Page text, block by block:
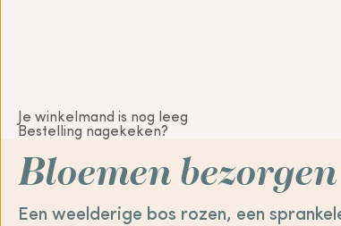
Je winkelmand is nog leeg
Bestelling nagekeken?
Bloemen
Een weelderige bos rozen, een